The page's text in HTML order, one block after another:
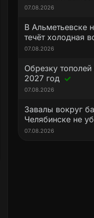
07.08.2026
В Альметьевске
течёт холодная
07.08.2026
Обрезку
2027 год
07.08.2026
Завалы вокруг
Челябинске не
07.08.2026